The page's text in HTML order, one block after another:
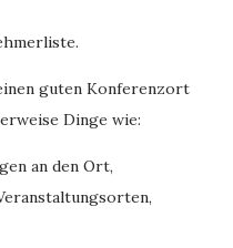
guten Konferenzort
Dinge wie:
an den Ort,